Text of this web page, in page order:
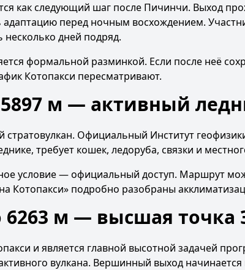
как следующий шаг после Пичинчи. Выход
перед ночным восхождением.
несколько дней подряд.
формальной разминкой. Если после неё
Котопакси пересматривают.
м — активный
стратовулкан. Официальный Институт
требует кошек, ледоруба, связки и
условие — официальный доступ. Маршрут
Котопакси» подробно разобраны
м — высшая точка
и является главной высотной задачей
вулкана. Вершинный выход